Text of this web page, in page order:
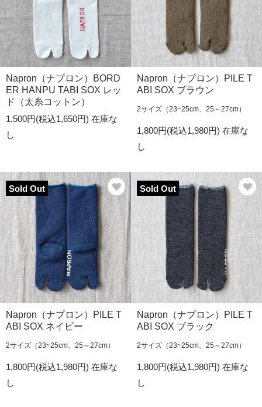
Napron（ナプロン）BORD
ER HANPU TABI SOX レッ
ド（太糸コットン）
1,500円(税込1,650円) 在庫な
し
Napron（ナプロン）PILE T
ABI SOX ブラウン
2サイズ（23~25cm、25～27cm）
1,800円(税込1,980円) 在庫な
し
Sold Out
Napron（ナプロン）PILE T
ABI SOX ネイビー
2サイズ（23~25cm、25～27cm）
1,800円(税込1,980円) 在庫な
し
Sold Out
Napron（ナプロン）PILE T
ABI SOX ブラック
2サイズ（23~25cm、25～27cm）
1,800円(税込1,980円) 在庫な
し